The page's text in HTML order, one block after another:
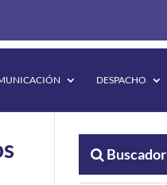
DESPACHO
Buscador